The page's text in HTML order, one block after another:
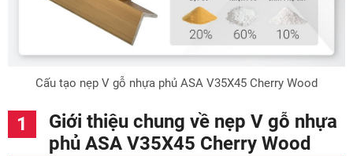
Cấu tạo nẹp V gỗ nhựa phủ ASA V35X45 Cherry Wood
Giới thiệu chung về nẹp V gỗ nhựa
phủ ASA V35X45 Cherry Wood